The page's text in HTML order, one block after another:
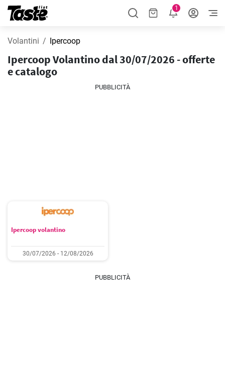
1
Volantini Ipercoop
Ipercoop Volantino dal 30/07/2026 - offerte
e catalogo
PUBBLICITÀ
Ipercoop volantino
30/07/2026 - 12/08/2026
PUBBLICITÀ